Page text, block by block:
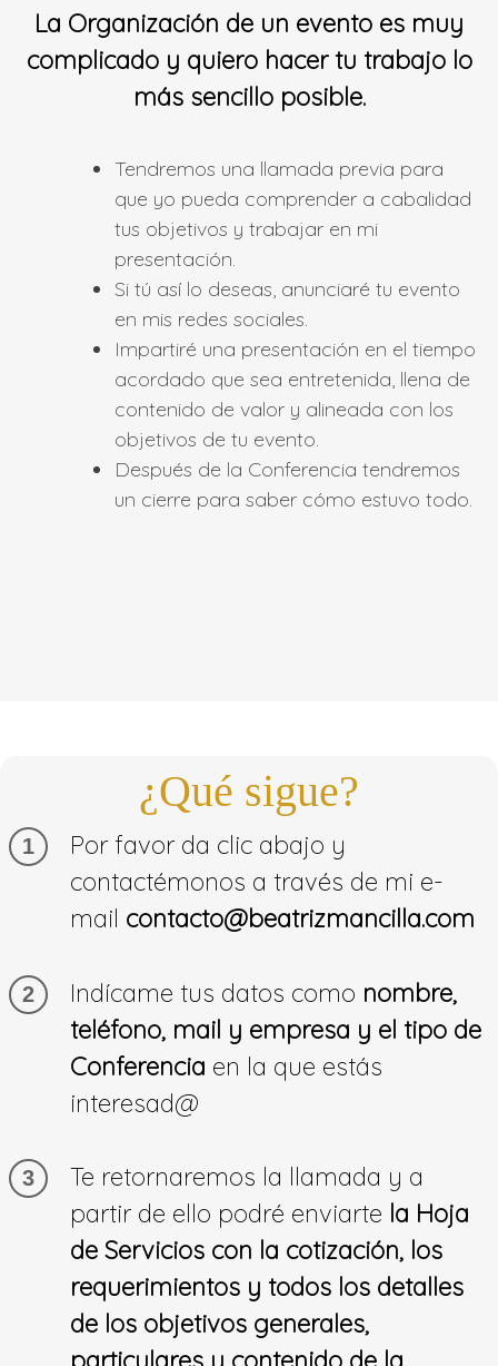
La Organización de un evento es muy
complicado y quiero hacer tu trabajo lo
más sencillo posible.
Tendremos una llamada previa para
que yo pueda comprender a cabalidad
tus objetivos y trabajar en mi
presentación.
Si tú así lo deseas, anunciaré tu evento
en mis redes sociales.
Impartiré una presentación en el tiempo
acordado que sea entretenida, llena de
contenido de valor y alineada con los
objetivos de tu evento.
Después de la Conferencia tendremos
un cierre para saber cómo estuvo todo.
¿Qué sigue?
1
Por favor da clic abajo y
contactémonos a través de mi e-
mail contacto@beatrizmancilla.com
2 Indícame tus datos como nombre,
teléfono, mail y empresa y el tipo de
Conferencia en la que estás
interesad@
3
Te retornaremos la llamada y a
partir de ello podré enviarte la Hoja
de Servicios con la cotización, los
requerimientos y todos los detalles
de los objetivos generales,